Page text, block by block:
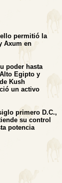
permitió la
Axum en
poder hasta
Egipto y
Kush
un activo
primero D.C.,
su control
potencia